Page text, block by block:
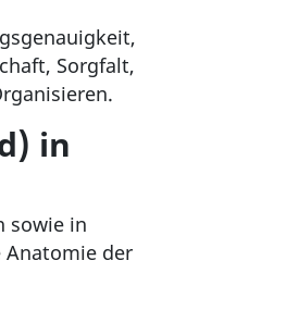
Sorgfalt,
in
sowie in
Anatomie der